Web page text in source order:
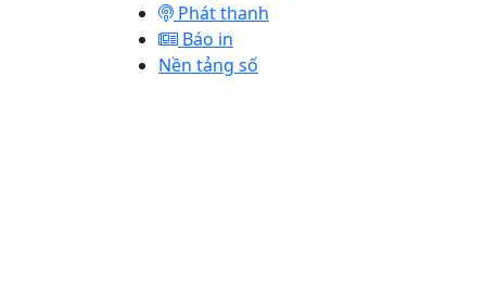
Phát thanh
Báo in
Nền tảng số